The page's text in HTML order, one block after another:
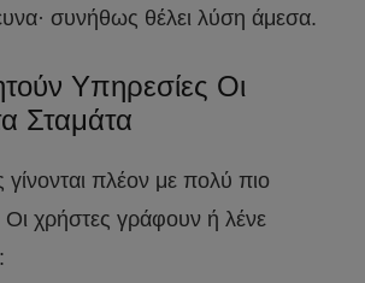
συνήθως θέλει λύση άμεσα.
Υπηρεσίες Οι
Σταμάτα
γίνονται πλέον με πολύ πιο
χρήστες γράφουν ή λένε